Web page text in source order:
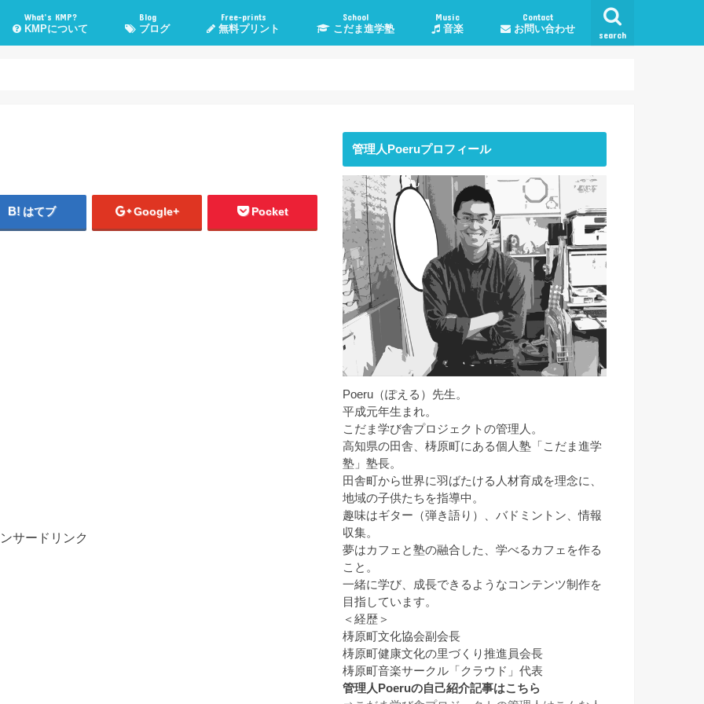
search
What’s KMP?
KMPについて
Blog
ブログ
Free-prints
無料プリント
School
こだま進学塾
Music
音楽
Contact
お問い合わせ
はてブ Google+ Pocket
サードリンク
管理人Poeruプロフィール
Poeru（ぽえる）先生。
平成元年生まれ。
こだま学び舎プロジェクトの管理人。
高知県の田舎、梼原町にある個人塾「こだま進学
塾」塾長。
田舎町から世界に羽ばたける人材育成を理念に、
地域の子供たちを指導中。
趣味はギター（弾き語り）、バドミントン、情報
収集。
夢はカフェと塾の融合した、学べるカフェを作る
こと。
一緒に学び、成長できるようなコンテンツ制作を
目指しています。
＜経歴＞
梼原町文化協会副会長
梼原町健康文化の里づくり推進員会長
梼原町音楽サークル「クラウド」代表
管理人Poeruの自己紹介記事はこちら